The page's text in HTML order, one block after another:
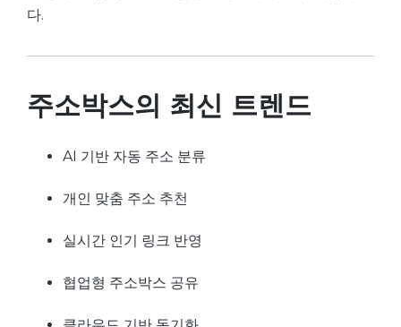
다.
주소박스의 최신 트렌드
AI 기반 자동 주소 분류
개인 맞춤 주소 추천
실시간 인기 링크 반영
협업형 주소박스 공유